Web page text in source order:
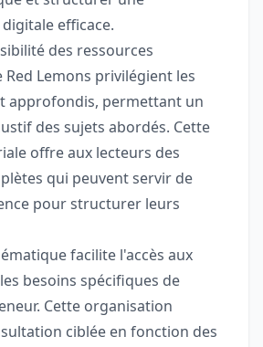
efficace.
des ressources
Red Lemons privilégient les
approfondis, permettant un
des sujets abordés. Cette
offre aux lecteurs des
qui peuvent servir de
pour structurer leurs
facilite l'accès aux
besoins spécifiques de
Cette organisation
ciblée en fonction des